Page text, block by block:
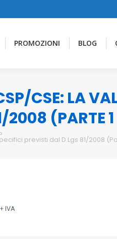
PROMOZIONI BLOG
CSE: LA
2008 (PARTE
previsti dal D.Lgs 81/2008
+ IVA